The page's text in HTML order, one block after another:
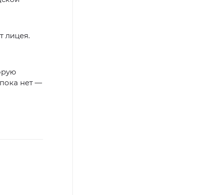
лицея.
нет —